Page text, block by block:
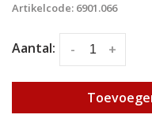
Artikelcode: 6901.066
Aantal: +
-